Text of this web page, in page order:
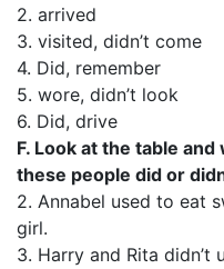
2. arrived
3. visited, didn’t come
4. Did, remember
5. wore, didn’t look
6. Did, drive
F. Look at the table
these people did or
2. Annabel used to eat
girl.
3. Harry and Rita didn’t